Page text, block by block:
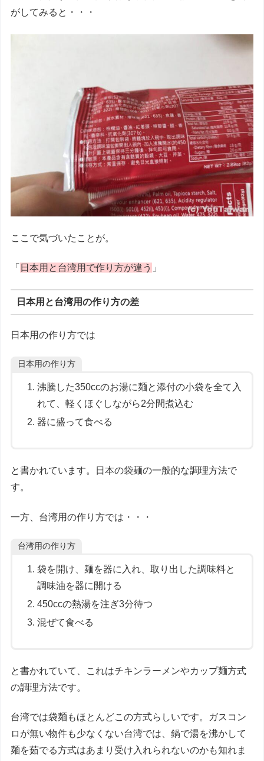
がしてみると・・・
ここで気づいたことが。
「 日本用と台湾用で作り方が違う 」
日本用と台湾用の作り方の差
日本用の作り方では
日本用の作り方
沸騰した350ccのお湯に麺と添付の小袋を全て入
れて、軽くほぐしながら2分間煮込む
器に盛って食べる
と書かれています。日本の袋麺の一般的な調理方法で
す。
一方、台湾用の作り方では・・・
台湾用の作り方
袋を開け、麺を器に入れ、取り出した調味料と
調味油を器に開ける
450ccの熱湯を注ぎ3分待つ
混ぜて食べる
と書かれていて、これはチキンラーメンやカップ麺方式
の調理方法です。
台湾では袋麺もほとんどこの方式らしいです。ガスコン
ロが無い物件も少なくない台湾では、鍋で湯を沸かして
麺を茹でる方式はあまり受け入れられないのかも知れま